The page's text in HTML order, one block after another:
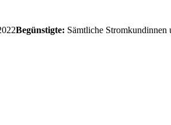
Begünstigte: Sämtliche Stromkundinnen